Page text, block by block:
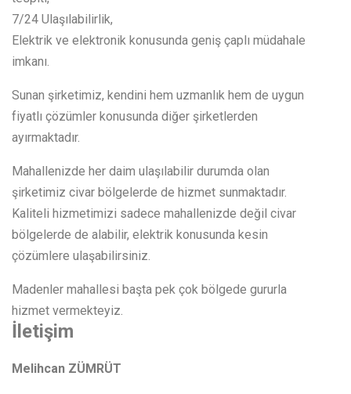
7/24 Ulaşılabilirlik,
Elektrik ve elektronik konusunda geniş çaplı müdahale
imkanı.
Sunan şirketimiz, kendini hem uzmanlık hem de uygun
fiyatlı çözümler konusunda diğer şirketlerden
ayırmaktadır.
Mahallenizde her daim ulaşılabilir durumda olan
şirketimiz civar bölgelerde de hizmet sunmaktadır.
Kaliteli hizmetimizi sadece mahallenizde değil civar
bölgelerde de alabilir, elektrik konusunda kesin
çözümlere ulaşabilirsiniz.
Madenler mahallesi başta pek çok bölgede gururla
hizmet vermekteyiz.
İletişim
Melihcan ZÜMRÜT